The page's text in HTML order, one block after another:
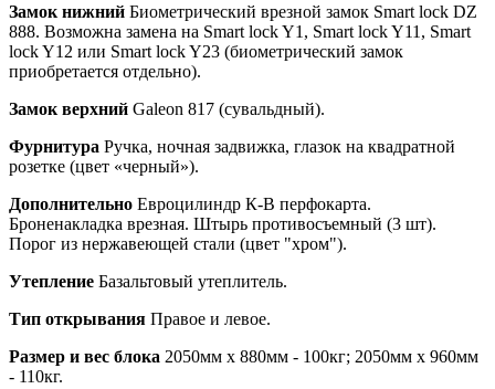
Замок нижний Биометрический врезной замок Smart lock DZ
888. Возможна замена на Smart lock Y1, Smart lock Y11, Smart
lock Y12 или Smart lock Y23 (биометрический замок
приобретается отдельно).
Замок верхний Galeon 817 (сувальдный).
Фурнитура Ручка, ночная задвижка, глазок на квадратной
розетке (цвет «черный»).
Дополнительно Евроцилиндр К-В перфокарта.
Броненакладка врезная. Штырь противосъемный (3 шт).
Порог из нержавеющей стали (цвет "хром").
Утепление Базальтовый утеплитель.
Тип открывания Правое и левое.
Размер и вес блока 2050мм х 880мм - 100кг; 2050мм х 960мм
- 110кг.